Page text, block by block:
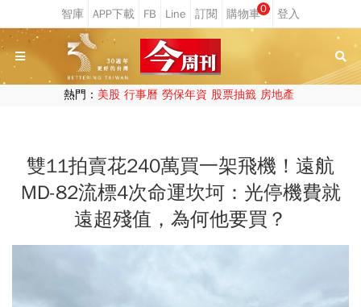
0
熱門： 美股 行事曆 勞保年資 股票抽籤 房地產
雙11拍賣花240萬買一架飛機！遠航
MD-82流標4次命運坎坷：光停機費就
遠超殘值，為何他要買？